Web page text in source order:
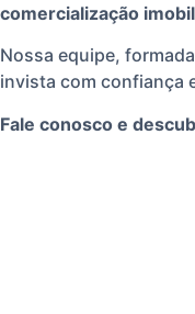
comercialização
Nossa equipe,
invista com confiança
Fale conosco e